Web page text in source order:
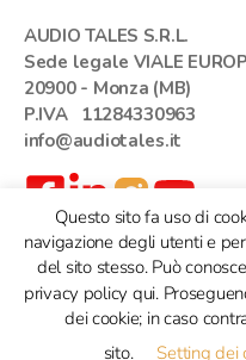
AUDIO TALES S.R.L.
Sede legale VIALE
20900 - Monza (MB)
P.IVA 11284330963
info@audiotales.it
© 2026
Questo sito fa uso di
navigazione degli utenti e
del sito stesso. Può
privacy policy qui.
dei cookie; in caso
sito.
Setting dei